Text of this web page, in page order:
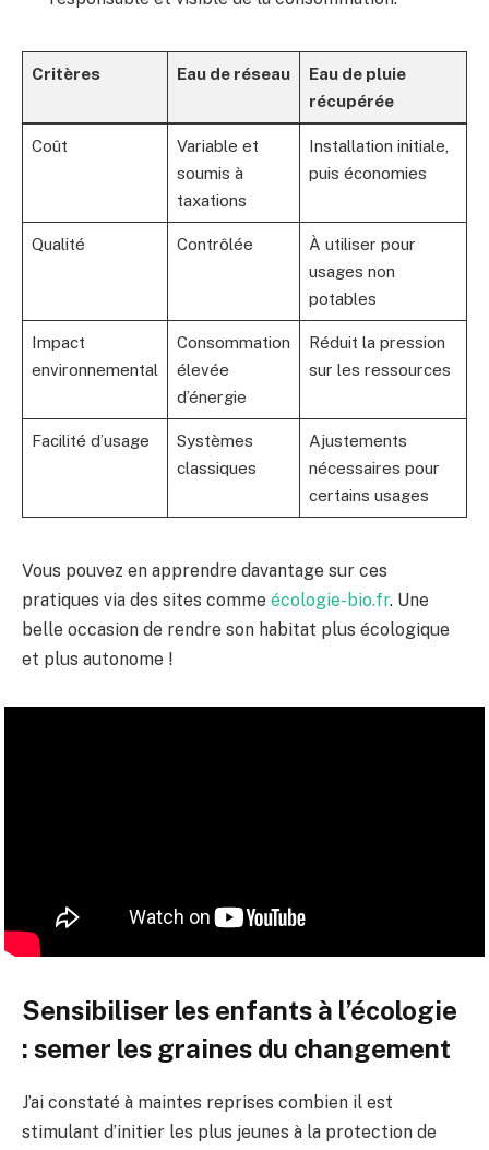
Critères Eau de réseau
Eau de pluie
récupérée
Coût
Variable et
soumis à
taxations
Installation initiale,
puis économies
Qualité Contrôlée
À utiliser pour
usages non
potables
Impact
environnemental
Consommation
élevée
d’énergie
Réduit la pression
sur les ressources
Facilité d’usage
Systèmes
classiques
Ajustements
nécessaires pour
certains usages
Vous pouvez en apprendre davantage sur ces
pratiques via des sites comme écologie-bio.fr. Une
belle occasion de rendre son habitat plus écologique
et plus autonome !
Sensibiliser les enfants à l’écologie
: semer les graines du changement
J’ai constaté à maintes reprises combien il est
stimulant d’initier les plus jeunes à la protection de